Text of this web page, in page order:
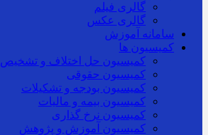
گالری فیلم
گالری عکس
سامانه آموزش
کمیسیون ها
کمیسیون حل اختلاف و تشخیص
کمیسیون حقوقی
کمیسیون بودجه و تشکیلات
کمیسیون بیمه و مالیات
کمیسیون نرخ گذاری
کمیسیون آموزش و پژوهش